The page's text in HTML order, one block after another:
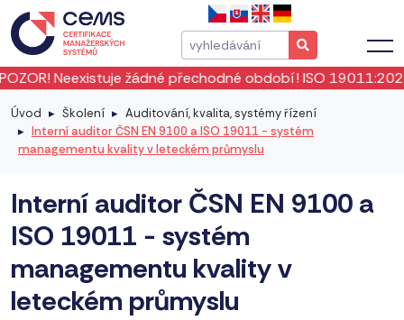
přechodné období! ISO 19011:2026 vstoupila v
Úvod Školení
Auditování, kvalita, systémy řízení
Interní auditor ČSN EN 9100 a ISO 19011 - systém
managementu kvality v leteckém průmyslu
Interní auditor ČSN EN 9100 a
ISO 19011 - systém
managementu kvality v
leteckém průmyslu